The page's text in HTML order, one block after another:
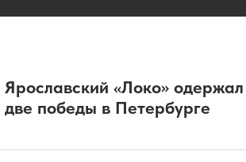
Ярославский «Локо» одержал
две победы в Петербурге